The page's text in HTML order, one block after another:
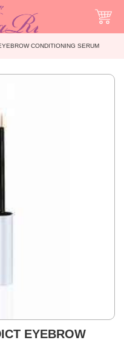
CONDITIONING SERUM
EYEBROW